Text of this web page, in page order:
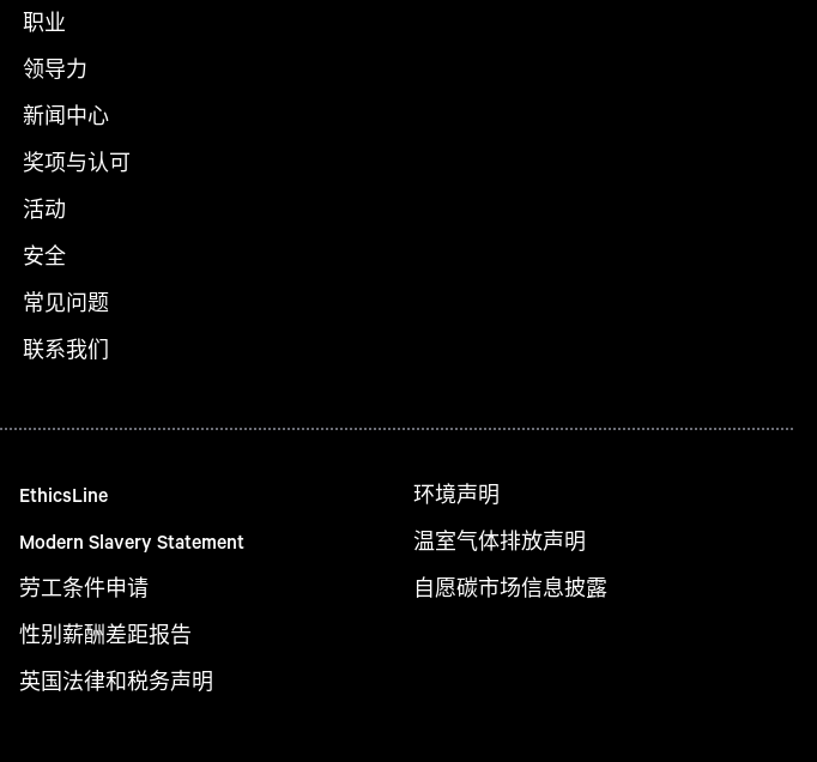
职业
领导力
新闻中心
奖项与认可
活动
安全
常见问题
联系我们
EthicsLine
Modern Slavery Statement
劳工条件申请
性别薪酬差距报告
英国法律和税务声明
环境声明
温室气体排放声明
自愿碳市场信息披露